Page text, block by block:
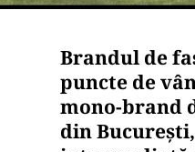
Brandul de
puncte de
mono-brand
din